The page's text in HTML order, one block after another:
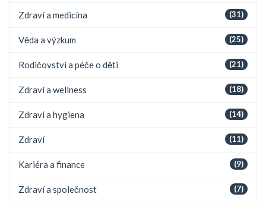
(31)
Zdraví a medicína
(25)
Věda a výzkum
(21)
Rodičovství a péče o děti
(18)
Zdraví a wellness
(14)
Zdraví a hygiena
(11)
Zdraví
(9)
Kariéra a finance
(7)
Zdraví a společnost